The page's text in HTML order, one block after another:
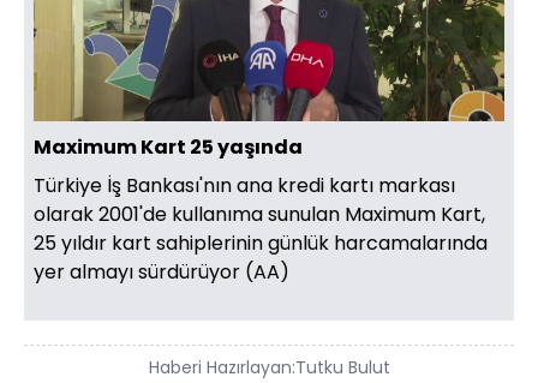
Sesi
Aç
360
Yüklendi
19.09%
Oynatma
Hızı
Maximum Kart 25 yaşında
Türkiye İş Bankası'nın ana kredi kartı markası
olarak 2001'de kullanıma sunulan Maximum Kart,
25 yıldır kart sahiplerinin günlük harcamalarında
yer almayı sürdürüyor (AA)
Haberi Hazırlayan:Tutku Bulut